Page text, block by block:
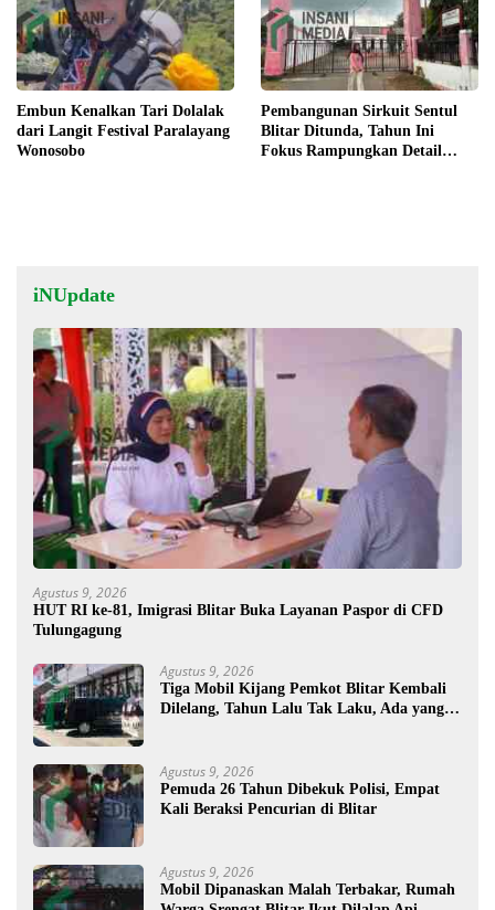
Embun Kenalkan Tari Dolalak
dari Langit Festival Paralayang
Wonosobo
Pembangunan Sirkuit Sentul
Blitar Ditunda, Tahun Ini
Fokus Rampungkan Detail
iNUpdate
Agustus 9, 2026
HUT RI ke-81, Imigrasi Blitar Buka Layanan Paspor di CFD
Tulungagung
Agustus 9, 2026
Tiga Mobil Kijang Pemkot Blitar Kembali
Dilelang, Tahun Lalu Tak Laku, Ada yang
Agustus 9, 2026
Pemuda 26 Tahun Dibekuk Polisi, Empat
Kali Beraksi Pencurian di Blitar
Agustus 9, 2026
Mobil Dipanaskan Malah Terbakar, Rumah